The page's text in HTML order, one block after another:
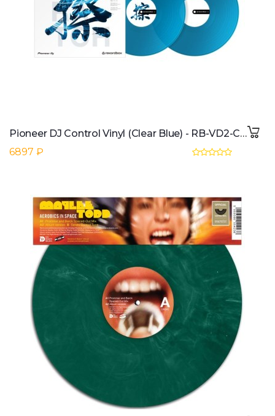
Pioneer DJ Control Vinyl (Clear Blue) - RB-VD2-CB (Pair)
6897 ₽